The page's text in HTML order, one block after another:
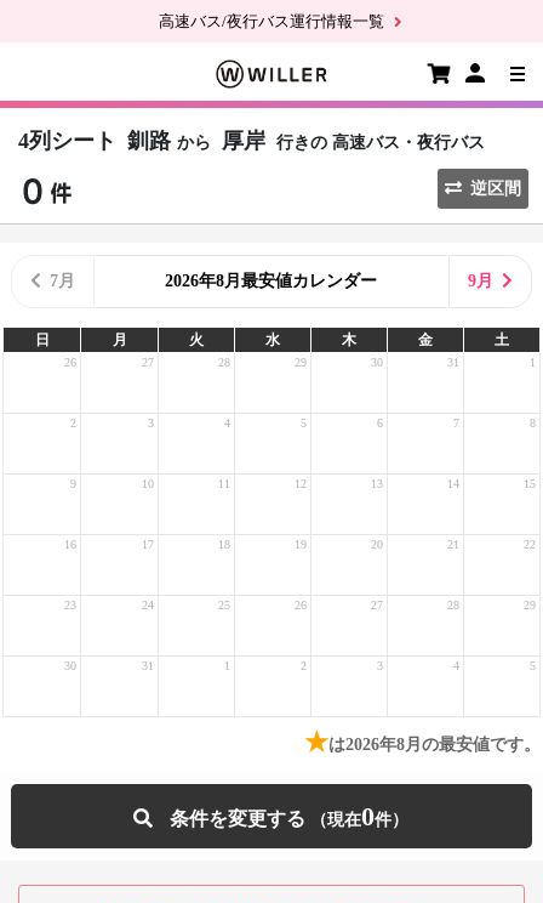
高速バス/夜行バス運行情報一覧
4列シート 釧路 から 厚岸 行きの 高速バス・夜行バス
逆区間
7月 2026年8月最安値カレンダー 9月
日 月 火 水 木 金 土
26 27 28 29 30 31 1
2 3 4 5 6 7 8
9 10 11 12 13 14 15
16 17 18 19 20 21 22
23 24 25 26 27 28 29
30 31 1 2 3 4 5
★は2026年8月の最安値です。
条件を変更する 0